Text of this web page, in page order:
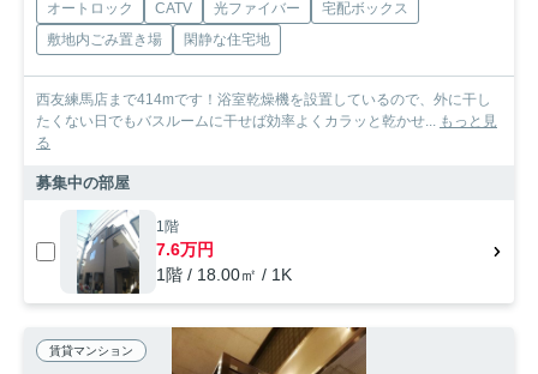
オートロック CATV 光ファイバー
宅配ボックス
敷地内ごみ置き場
閑静な住宅地
西友練馬店まで414mです！浴室乾燥機を設置しているので、外に干し
たくない日でもバスルームに干せば効率よくカラッと乾かせ... もっと見
る
募集中の部屋
1階
7.6万円
1階 / 18.00㎡ / 1K
賃貸マンション